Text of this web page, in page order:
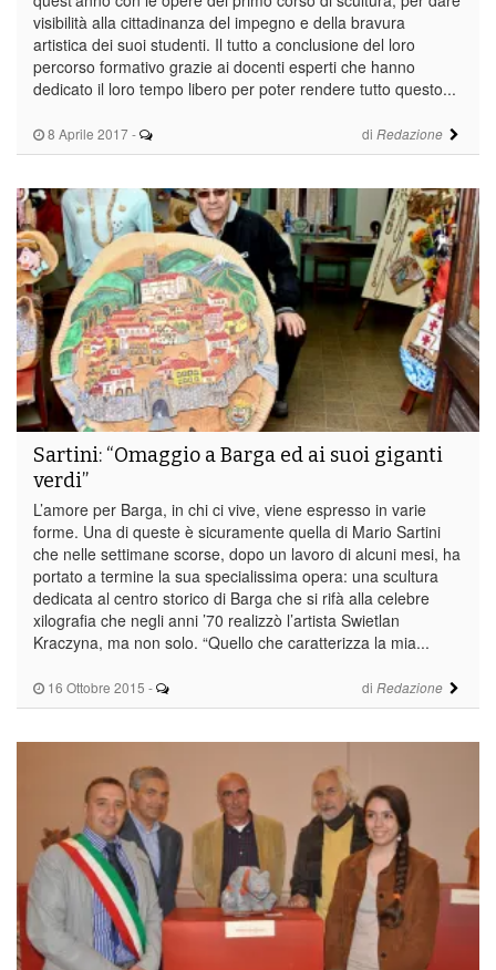
8 Aprile 2017 - di Redazione
visibilità alla cittadinanza del impegno e della bravura
artistica dei suoi studenti. Il tutto a conclusione del loro
percorso formativo grazie ai docenti esperti che hanno
dedicato il loro tempo libero per poter rendere tutto questo...
16 Ottobre 2015 - di Redazione
Sartini: “Omaggio a Barga ed ai suoi giganti
verdi”
L’amore per Barga, in chi ci vive, viene espresso in varie
forme. Una di queste è sicuramente quella di Mario Sartini
che nelle settimane scorse, dopo un lavoro di alcuni mesi, ha
portato a termine la sua specialissima opera: una scultura
dedicata al centro storico di Barga che si rifà alla celebre
xilografia che negli anni ’70 realizzò l’artista Swietlan
Kraczyna, ma non solo. “Quello che caratterizza la mia...